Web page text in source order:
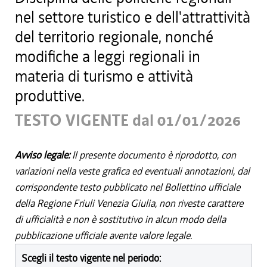
nel settore turistico e dell'attrattività
del territorio regionale, nonché
modifiche a leggi regionali in
materia di turismo e attività
produttive.
TESTO VIGENTE dal 01/01/2026
Avviso legale:Il presente documento è riprodotto, con
variazioni nella veste grafica ed eventuali annotazioni, dal
corrispondente testo pubblicato nel Bollettino ufficiale
della Regione Friuli Venezia Giulia, non riveste carattere
di ufficialità e non è sostitutivo in alcun modo della
pubblicazione ufficiale avente valore legale.
Scegli il testo vigente nel periodo: